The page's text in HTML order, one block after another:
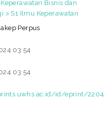
Bisnis dan
> S1 Ilmu Keperawatan
Perpus
03:54
03:54
id/eprint/2204